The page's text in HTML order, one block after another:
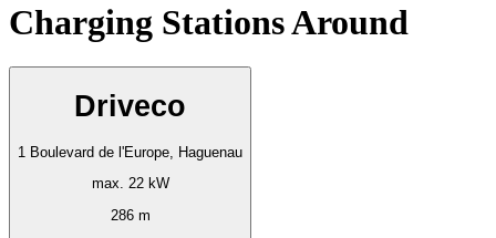
Charging Stations Around
Driveco
1 Boulevard de l'Europe, Haguenau
max. 22 kW
286 m